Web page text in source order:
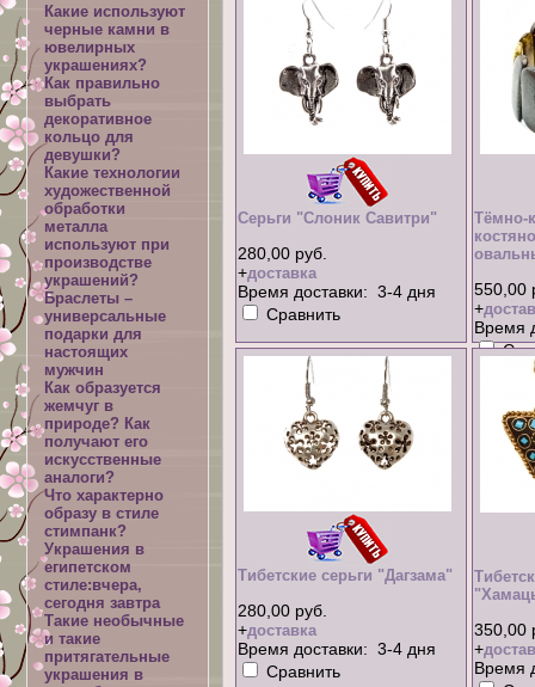
Серьги "Слоник Савитри"
280,00 руб.
+доставка
Время доставки: 3-4 дня
Сравнить
Тёмно-
550,00
+
Время
Тибетские серьги "Дагзама"
280,00 руб.
+доставка
Время доставки: 3-4 дня
Сравнить
350,00
+
Время
Какие используют
черные камни в
ювелирных
украшениях?
Как правильно
выбрать
декоративное
кольцо для
девушки?
Какие технологии
художественной
обработки
металла
используют при
производстве
украшений?
Браслеты –
универсальные
подарки для
настоящих
мужчин
Как образуется
жемчуг в
природе? Как
получают его
искусственные
аналоги?
Что характерно
образу в стиле
стимпанк?
Украшения в
египетском
стиле:вчера,
сегодня завтра
Такие необычные
и такие
притягательные
украшения в